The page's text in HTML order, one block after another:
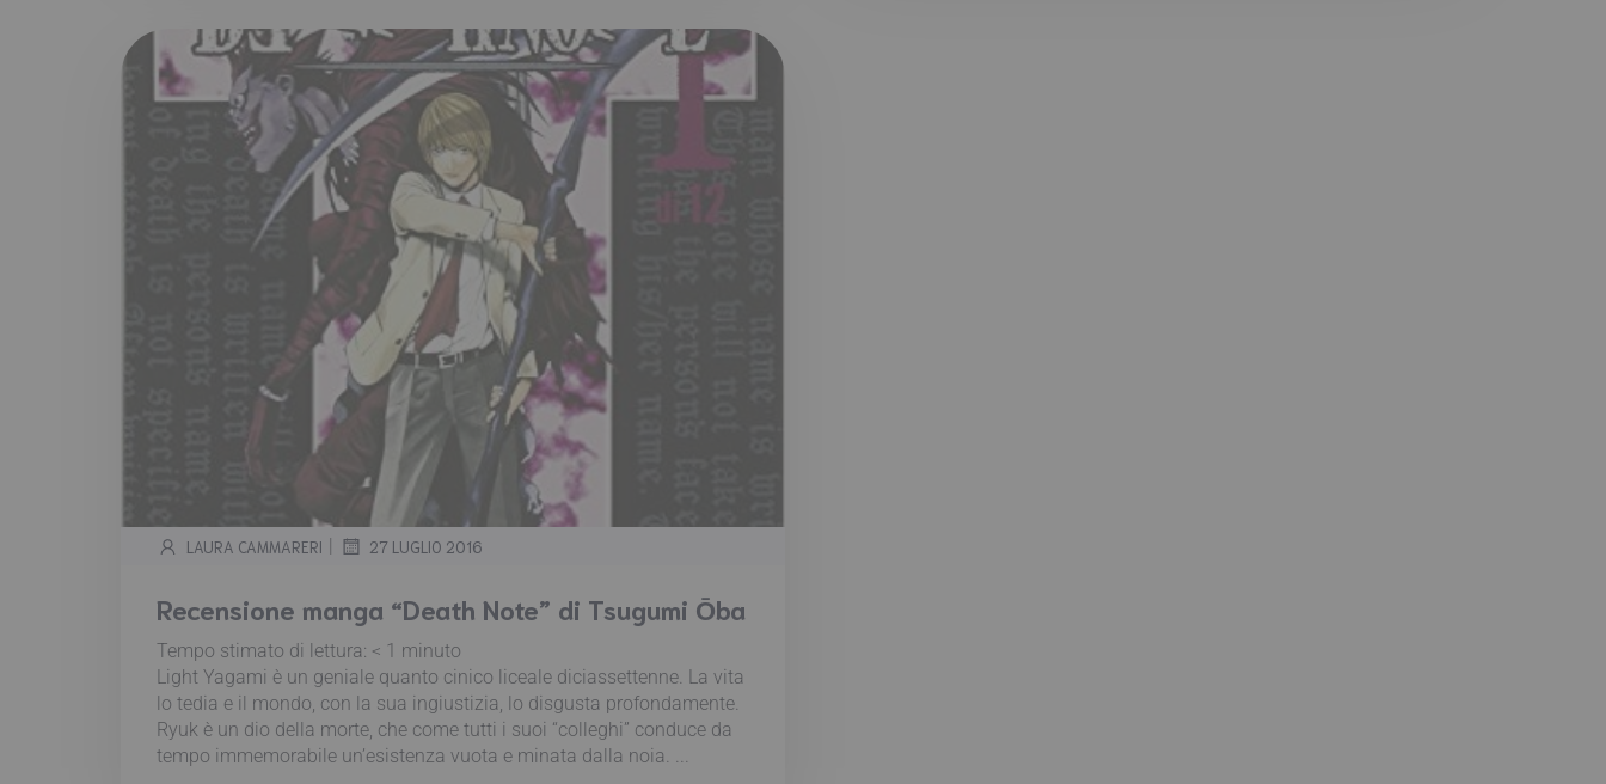
LAURA CAMMARERI | 27 LUGLIO 2016
Recensione manga “Death Note” di Tsugumi Ōba
Tempo stimato di lettura: < 1 minuto
Light Yagami è un geniale quanto cinico liceale diciassettenne. La vita
lo tedia e il mondo, con la sua ingiustizia, lo disgusta profondamente.
Ryuk è un dio della morte, che come tutti i suoi “colleghi” conduce da
tempo immemorabile un’esistenza vuota e minata dalla noia. ...